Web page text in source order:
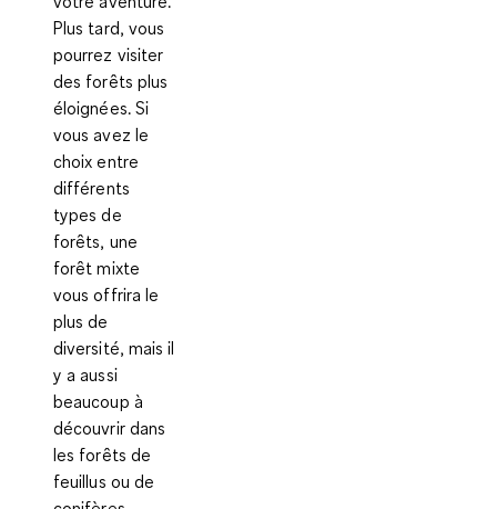
Plus tard, vous
pourrez visiter
des forêts plus
éloignées. Si
vous avez le
choix entre
différents
types de
forêts, une
forêt mixte
vous offrira le
plus de
diversité, mais il
y a aussi
beaucoup à
découvrir dans
les forêts de
feuillus ou de